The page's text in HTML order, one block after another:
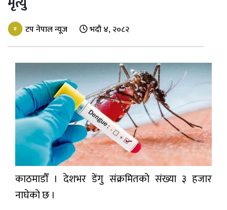
विश्व
बिचार
मनोरन्जन
प्रबास
देश
जापान
टप नेपाल न्यूज भदौ ४, २०८२
काठमाडौँ । देशभर डेंगु संक्रमितको संख्या ३ हजार
नाघेको छ ।